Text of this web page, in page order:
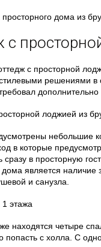
с
с просторной
решениями
небольшие
в которые
сразу в просторную
является наличие
и санузла.
находятся четыре
попасть с холла. С